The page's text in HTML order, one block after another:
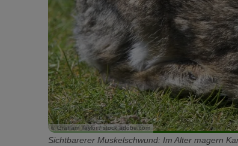
© Graham Taylor / stock.adobe.com
Sichtbarerer Muskelschwund: Im Alter magern